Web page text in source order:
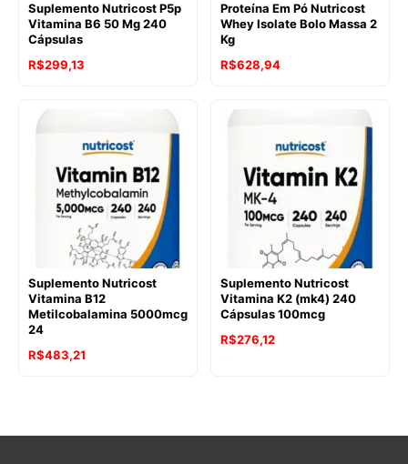
Suplemento Nutricost P5p
Vitamina B6 50 Mg 240
Cápsulas
R$299,13
Proteína Em Pó Nutricost
Whey Isolate Bolo Massa 2
Kg
R$628,94
Suplemento Nutricost
Vitamina B12
Metilcobalamina 5000mcg
24
R$483,21
Suplemento Nutricost
Vitamina K2 (mk4) 240
Cápsulas 100mcg
R$276,12